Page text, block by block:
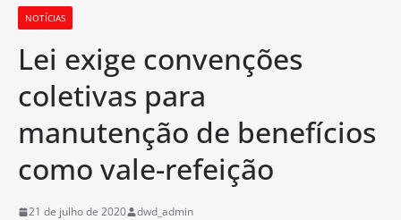
NOTÍCIAS
Lei exige convenções
coletivas para
manutenção de benefícios
como vale-refeição
21 de julho de 2020 dwd_admin